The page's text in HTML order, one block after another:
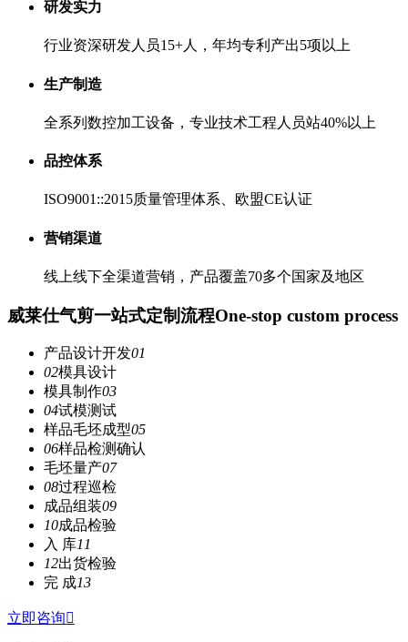
研发实力
行业资深研发人员15+人，年均专利产出5项以上
生产制造
全系列数控加工设备，专业技术工程人员站40%以上
品控体系
ISO9001::2015质量管理体系、欧盟CE认证
营销渠道
线上线下全渠道营销，产品覆盖70多个国家及地区
威莱仕气剪一站式定制流程One-stop custom process
产品设计开发01
02模具设计
模具制作03
04试模测试
样品毛坯成型05
06样品检测确认
毛坯量产07
08过程巡检
成品组装09
10成品检验
入 库11
12出货检验
完 成13
立即咨询